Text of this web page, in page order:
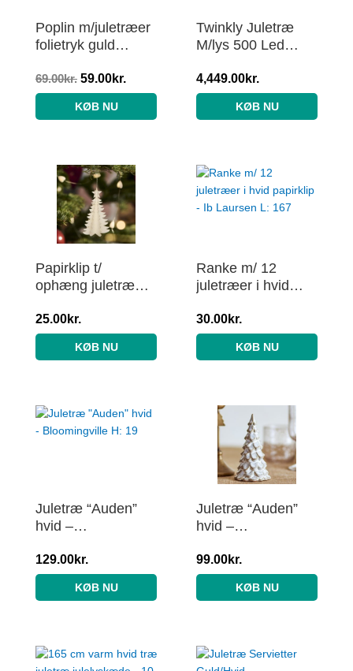
Poplin m/juletræer
folietryk guld
50cm
69.00kr. 59.00kr.
KØB NU
Twinkly Juletræ
M/lys 500 Led
4,449.00kr.
KØB NU
Papirklip t/
ophæng juletræ
Laursen H: 10
25.00kr.
KØB NU
Ranke m/ 12
juletræer i hvid
Laursen L: 167
30.00kr.
KØB NU
Juletræ “Auden”
hvid –
129.00kr.
KØB NU
Juletræ “Auden”
hvid –
99.00kr.
KØB NU